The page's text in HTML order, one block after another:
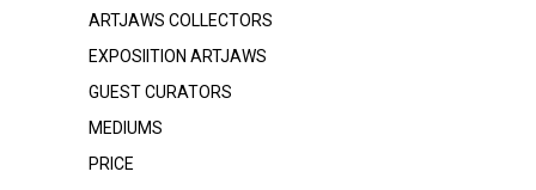
ARTJAWS COLLECTORS
EXPOSIITION ARTJAWS
GUEST CURATORS
MEDIUMS
PRICE